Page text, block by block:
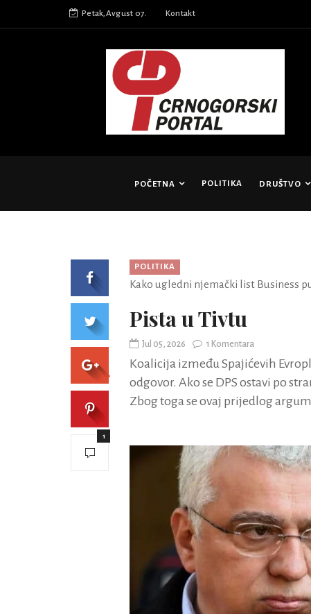
Petak,Avgust 07. Kontakt
POČETNA POLITIKA DRUŠTVO
POLITIKA
Kako ugledni njemački list Business
Pista u Tivtu
Jul 05, 2026 1 Komentara
Koalicija između Spajićevih
odgovor. Ako se DPS ostavi po
Zbog toga se ovaj prijedlog
1